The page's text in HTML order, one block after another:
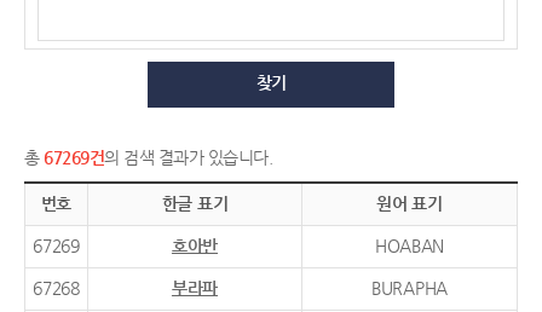
찾기
총 67269건의 검색 결과가 있습니다.
번호 한글 표기 원어 표기
67269 호아반 HOABAN
67268 부라파 BURAPHA